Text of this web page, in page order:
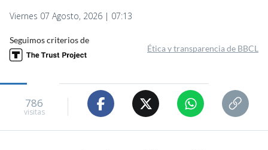
Viernes 07 Agosto, 2026 | 07:13
Seguimos criterios de
Ética y transparencia de BBCL
786
visitas